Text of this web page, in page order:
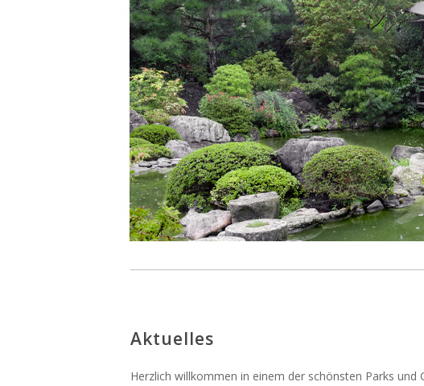
Aktuelles
Herzlich willkommen in einem der schönsten Parks und